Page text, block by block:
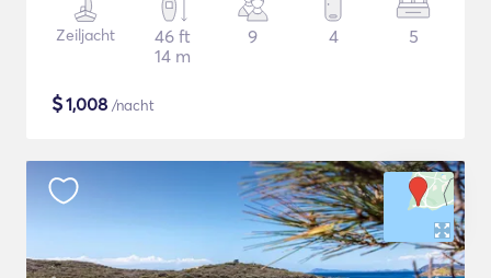
Zeiljacht
46 ft
14 m
9 4 5
$1,008 /nacht